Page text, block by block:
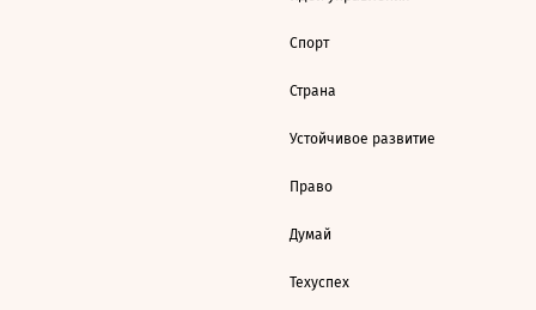
Спорт
Страна
Устойчивое развитие
Право
Думай
Техуспех